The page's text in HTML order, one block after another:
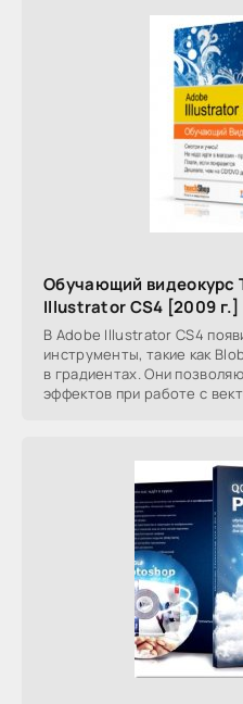
Обучающий видеокурс
Illustrator CS4 [2009 г.]
В Adobe Illustrator CS4
инструменты, такие как
в градиентах. Они
эффектов при работе с